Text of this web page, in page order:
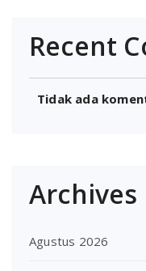
Recent
Tidak ada
Archives
Agustus 2026